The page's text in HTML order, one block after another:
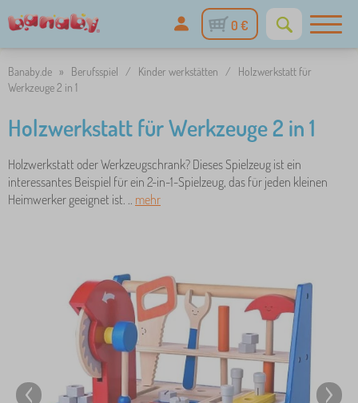
0 €
Banaby.de » Berufsspiel / Kinder werkstätten /
Holzwerkstatt für
Werkzeuge 2 in 1
Holzwerkstatt für Werkzeuge 2 in 1
Holzwerkstatt oder Werkzeugschrank? Dieses Spielzeug ist ein
interessantes Beispiel für ein 2-in-1-Spielzeug, das für jeden kleinen
Heimwerker geeignet ist. .. mehr